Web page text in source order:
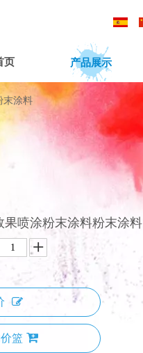
页 产品展示
末涂料
果喷涂粉末涂料粉末涂料
篮